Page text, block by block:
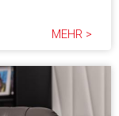
MEHR >